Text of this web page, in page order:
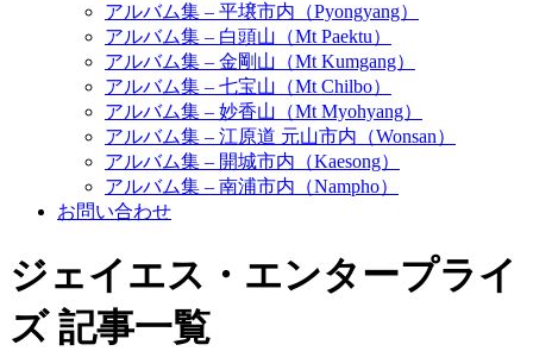
アルバム集 – 平壌市内（Pyongyang）
アルバム集 – 白頭山（Mt Paektu）
アルバム集 – 金剛山（Mt Kumgang）
アルバム集 – 七宝山（Mt Chilbo）
アルバム集 – 妙香山（Mt Myohyang）
アルバム集 – 江原道 元山市内（Wonsan）
アルバム集 – 開城市内（Kaesong）
アルバム集 – 南浦市内（Nampho）
お問い合わせ
ジェイエス・エンタープライ
ズ 記事一覧